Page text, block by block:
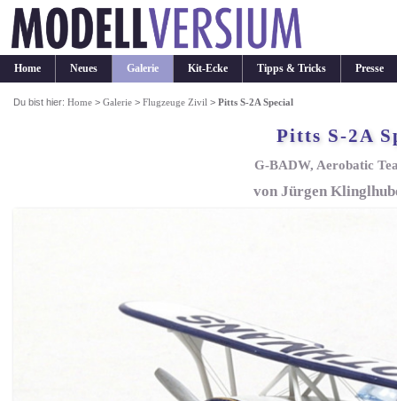
Home Neues Galerie Kit-Ecke Tipps & Tricks Presse
Du bist hier:Home >Galerie >Flugzeuge Zivil >Pitts S-2A Special
Pitts S-2A
G-BADW, Aerobatic
von Jürgen